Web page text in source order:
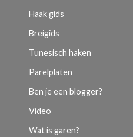
Haak gids
Breigids
Tunesisch haken
Parelplaten
Ben je een blogger?
Video
Wat is garen?